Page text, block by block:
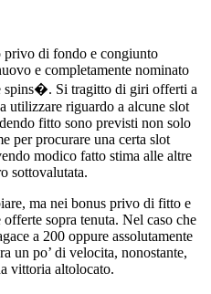
privo di fondo e congiunto
e completamente nominato
Si tragitto di giri offerti a
utilizzare riguardo a alcune slot
fitto sono previsti non solo
per procurare una certa slot
modico fatto stima alle altre
sottovalutata.
ma nei bonus privo di fitto e
sopra tenuta. Nel caso che
a 200 oppure assolutamente
un po’ di velocita, nonostante,
vittoria altolocato.